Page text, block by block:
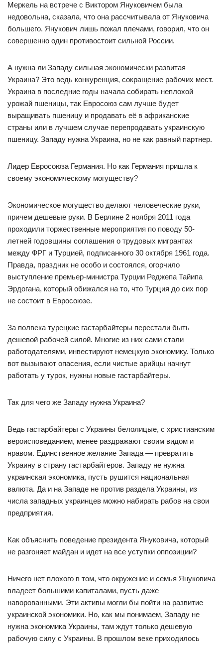
Меркель на встрече с Виктором Януковичем была
недовольна, сказала, что она рассчитывала от Януковича
большего. Янукович лишь пожал плечами, говорил, что он
совершенно один противостоит сильной России.
А нужна ли Западу сильная экономически развитая
Украина? Это ведь конкуренция, сокращение рабочих мест.
Украина в последние годы начала собирать неплохой
урожай пшеницы, так Евросоюз сам лучше будет
выращивать пшеницу и продавать её в африканские
страны или в лучшем случае перепродавать украинскую
пшеницу. Западу нужна Украина, но не как равный партнер.
Лидер Евросоюза Германия. Но как Германия пришла к
своему экономическому могуществу?
Экономическое могущество делают человеческие руки,
причем дешевые руки. В Берлине 2 ноября 2011 года
проходили торжественные мероприятия по поводу 50-
летней годовщины соглашения о трудовых мигрантах
между ФРГ и Турцией, подписанного 30 октября 1961 года.
Правда, праздник не особо и состоялся, огорчило
выступление премьер-министра Турции Реджепа Тайипа
Эрдогана, который обижался на то, что Турция до сих пор
не состоит в Евросоюзе.
За полвека турецкие гастарбайтеры перестали быть
дешевой рабочей силой. Многие из них сами стали
работодателями, инвестируют немецкую экономику. Только
вот вызывают опасения, если чистые арийцы начнут
работать у турок, нужны новые гастарбайтеры.
Так для чего же Западу нужна Украина?
Ведь гастарбайтеры с Украины белолицые, с христианским
вероисповеданием, менее раздражают своим видом и
нравом. Единственное желание Запада — превратить
Украину в страну гастарбайтеров. Западу не нужна
украинская экономика, пусть рушится национальная
валюта. Да и на Западе не против раздела Украины, из
числа западных украинцев можно набирать рабов на свои
предприятия.
Как объяснить поведение президента Януковича, который
не разгоняет майдан и идет на все уступки оппозиции?
Ничего нет плохого в том, что окружение и семья Януковича
владеет большими капиталами, пусть даже
наворованными. Эти активы могли бы пойти на развитие
украинской экономики. Но, как мы понимаем, Западу не
нужна экономика Украины, там ждут только дешевую
рабочую силу с Украины. В прошлом веке приходилось